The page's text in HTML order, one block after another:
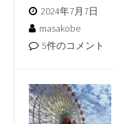
2024年7月7日
masakobe
5件のコメント